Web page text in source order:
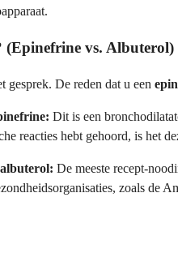
(Epinefrine vs. Albuterol)
gesprek. De reden dat u een
Dit is een
reacties hebt gehoord, is het
De meeste recept-
zoals de